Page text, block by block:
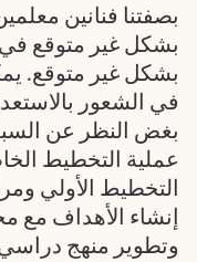
بصفتنا فنانين
بشكل غير متوقع
بشكل غير متوقع.
في الشعور
بغض النظر عن
عملية التخطيط
التخطيط الأولي
إنشاء الأهداف مع
وتطوير منهج